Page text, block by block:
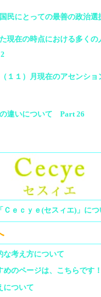
民にとっての最善の政治
現在の時点における多く
１１）月現在のアセンシ
違いについて Part 26
Ｃｅｃｙｅ(セスィエ)」につ
な考え方について
のページは、こちらです！
について